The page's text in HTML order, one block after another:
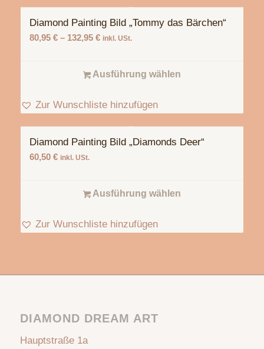
Diamond Painting Bild „Tommy das Bärchen“
80,95 €– 132,95 € inkl. USt.
Ausführung wählen
Zur Wunschliste hinzufügen
Diamond Painting Bild „Diamonds Deer“
60,50 € inkl. USt.
Ausführung wählen
Zur Wunschliste hinzufügen
DIAMOND DREAM ART
Hauptstraße 1a